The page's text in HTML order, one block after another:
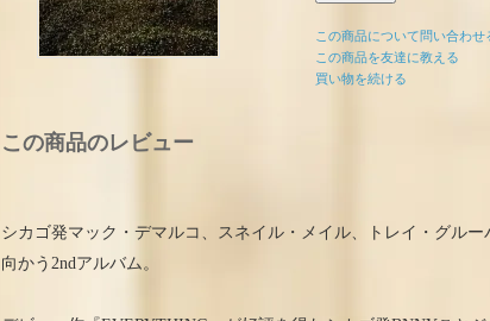
この商品について問い合わせ
この商品を友達に教える
買い物を続ける
この商品のレビュー
シカゴ発マック・デマルコ、スネイル・メイル、トレイ・グル
向かう2ndアルバム。